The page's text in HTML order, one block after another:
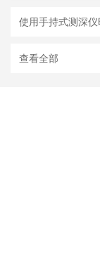
查看全部